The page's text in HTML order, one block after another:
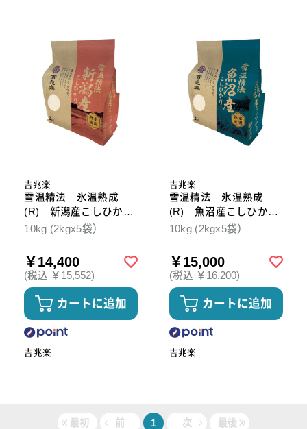
吉兆楽
雪温精法 氷温熟成
(R) 新潟産こしひか
り 10kg
10kg (2kgx5袋）
￥14,400
(税込 ￥15,552)
カートに追加
吉兆楽
吉兆楽
雪温精法 氷温熟成
(R) 魚沼産こしひか
り 10kg
10kg (2kgx5袋）
￥15,000
(税込 ￥16,200)
カートに追加
吉兆楽
最初 前 1 次 最後